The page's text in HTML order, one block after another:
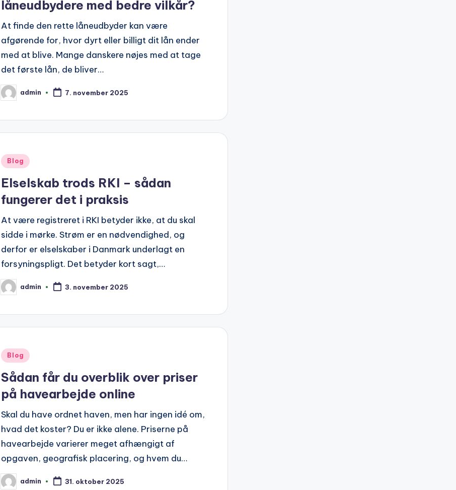
låneudbydere med bedre vilkår?
At finde den rette låneudbyder kan være
afgørende for, hvor dyrt eller billigt dit lån ender
med at blive. Mange danskere nøjes med at tage
det første lån, de bliver…
Posted
by
admin 7. november 2025
Posted
Blog
Elselskab trods RKI – sådan
fungerer det i praksis
At være registreret i RKI betyder ikke, at du skal
sidde i mørke. Strøm er en nødvendighed, og
derfor er elselskaber i Danmark underlagt en
forsyningspligt. Det betyder kort sagt,…
Posted
by
admin 3. november 2025
Posted
Blog
Sådan får du overblik over priser
på havearbejde online
Skal du have ordnet haven, men har ingen idé om,
hvad det koster? Du er ikke alene. Priserne på
havearbejde varierer meget afhængigt af
opgaven, geografisk placering, og hvem du…
Postedadmin 31. oktober 2025